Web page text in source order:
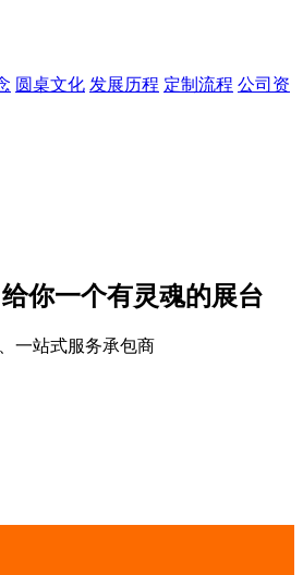
圆桌文化 发展历程 定制流程 公司资
你一个有灵魂的展台
一站式服务承包商